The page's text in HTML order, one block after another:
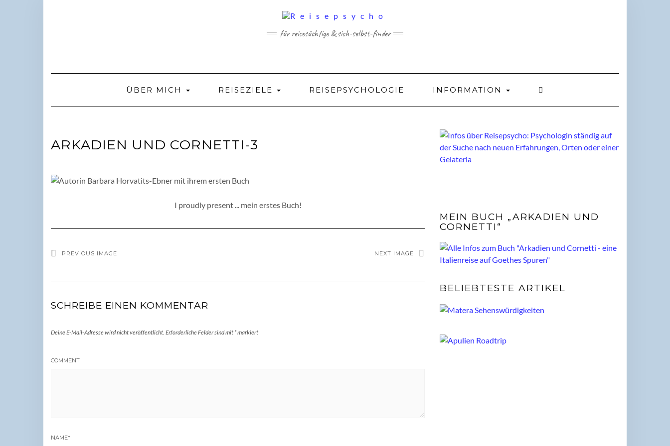
für reisesüchtige & sich-selbst-finder
ÜBER MICH REISEZIELE REISEPSYCHOLOGIE INFORMATION
ARKADIEN UND CORNETTI-3
I proudly present ... mein erstes Buch!
PREVIOUS IMAGE NEXT IMAGE
SCHREIBE EINEN KOMMENTAR
Deine E-Mail-Adresse wird nicht veröffentlicht. Erforderliche Felder sind mit *markiert
COMMENT
NAME*
MEIN BUCH „ARKADIEN UND
CORNETTI“
BELIEBTESTE ARTIKEL